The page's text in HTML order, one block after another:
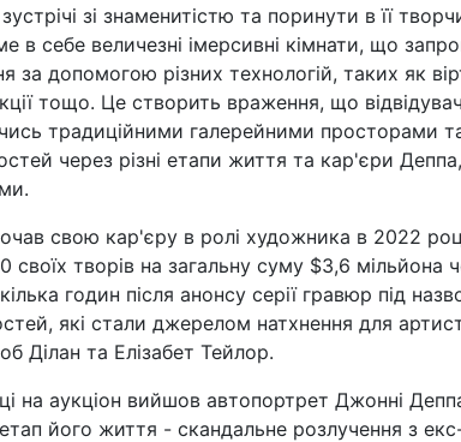
зі знаменитістю та поринути в її
в себе величезні імерсивні кімнати, що
за допомогою різних технологій, таких як
тощо. Це створить враження, що
традиційними галерейними просторами
через різні етапи життя та кар'єри
свою кар'єру в ролі художника в 2022
своїх творів на загальну суму $3,6
годин після анонсу серії гравюр під
які стали джерелом натхнення для
Ділан та Елізабет Тейлор.
на аукціон вийшов автопортрет Джонні
його життя - скандальне розлучення з